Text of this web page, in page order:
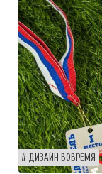
ДИЗАЙН ВОВРЕМЯ